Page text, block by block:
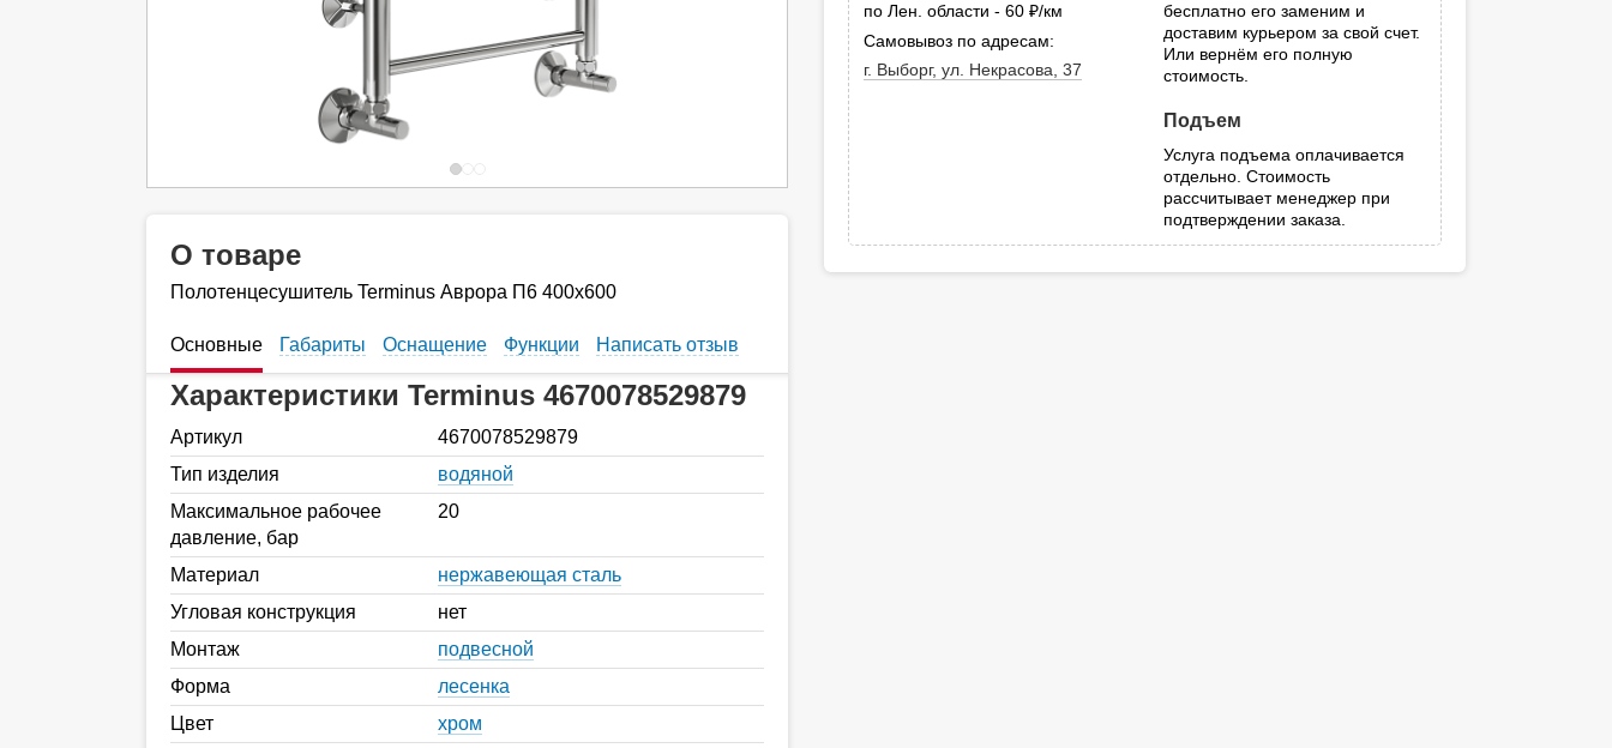
по Лен. области - 60
руб.
/км
Самовывоз по адресам:
г. Выборг, ул. Некрасова, 37
бесплатно его заменим и
доставим курьером за свой счет.
Или вернём его полную
стоимость.
Подъем
Услуга подъема оплачивается
отдельно. Стоимость
рассчитывает менеджер при
подтверждении заказа.
О товаре
Полотенцесушитель Terminus Аврора П6 400х600
Основные Габариты Оснащение Функции Написать отзыв
Характеристики Terminus 4670078529879
Артикул
4670078529879
Тип изделия
водяной
Максимальное рабочее
давление, бар
20
Материал
нержавеющая сталь
Угловая конструкция
нет
Монтаж
подвесной
Форма
лесенка
Цвет
хром